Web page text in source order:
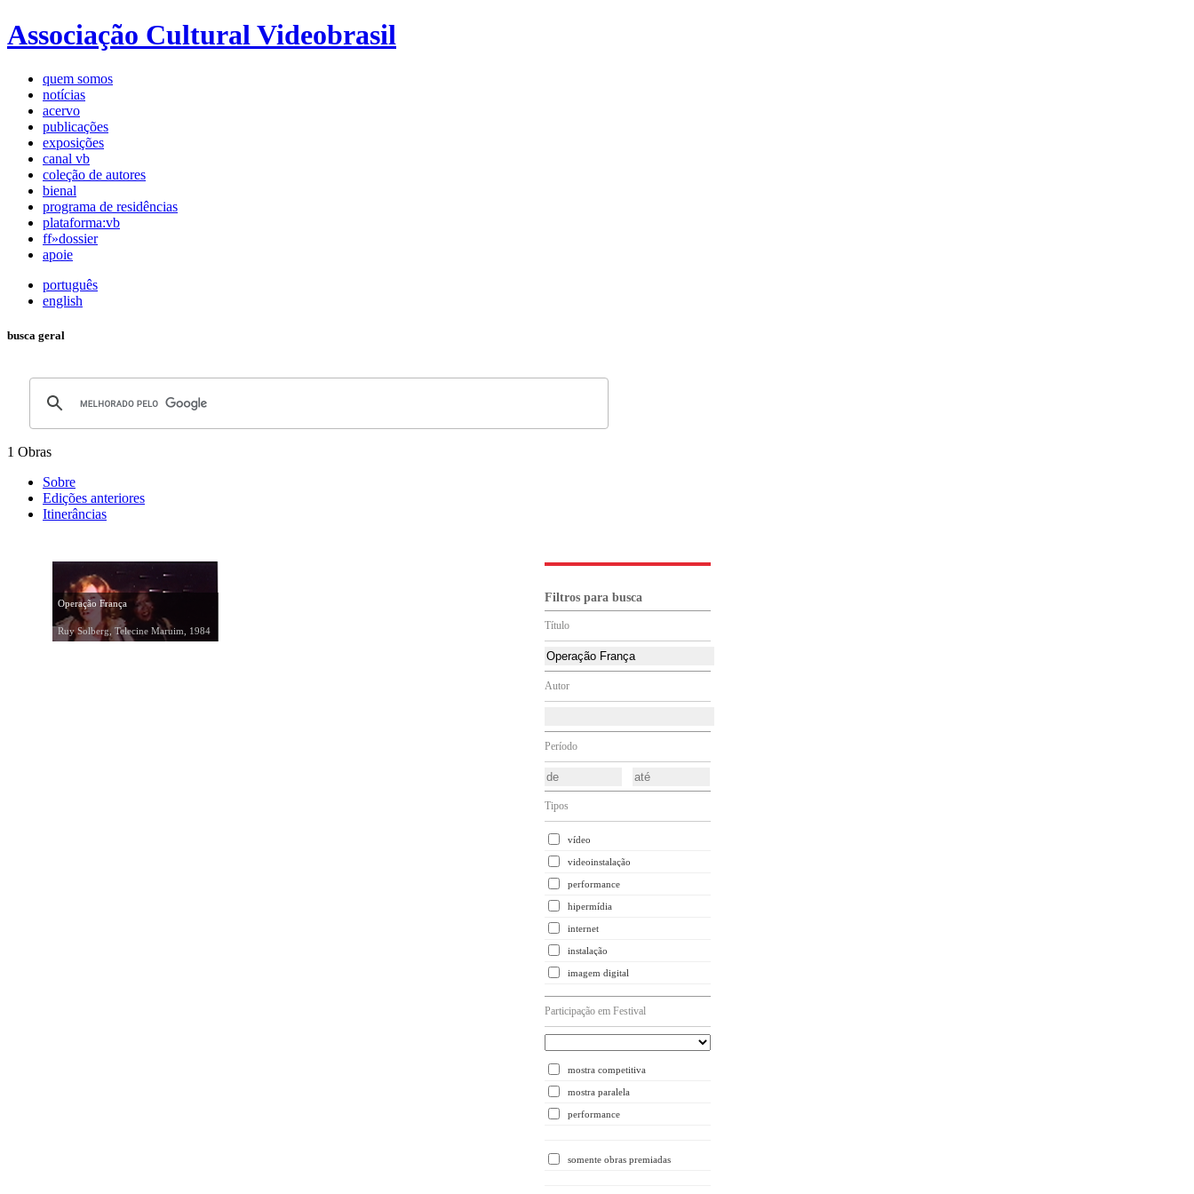
Associação Cultural Videobrasil
quem somos
notícias
acervo
publicações
exposições
canal vb
coleção de autores
bienal
programa de residências
plataforma:vb
ff»dossier
apoie
português
english
busca geral
1 Obras
Sobre
Edições anteriores
Itinerâncias
Operação França
Ruy Solberg, Telecine Maruim, 1984
Filtros para busca
Título
Autor
Período
Tipos
vídeo
videoinstalação
performance
hipermídia
internet
instalação
imagem digital
Participação em Festival
mostra competitiva
mostra paralela
performance
somente obras premiadas